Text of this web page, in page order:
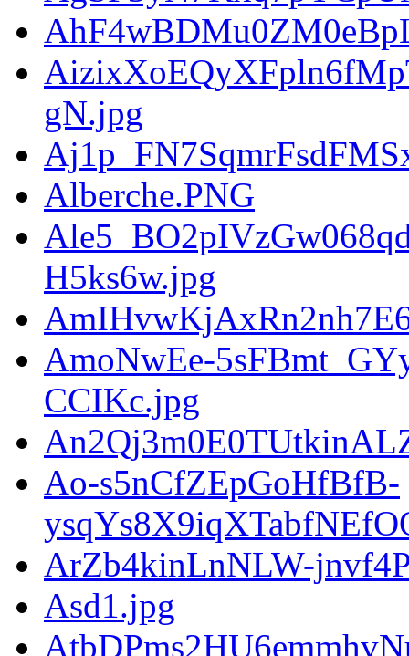
gN.jpg
Alberche.PNG
H5ks6w.jpg
AmoNwEe-
CCIKc.jpg
Ao-s5nCfZEpGoHfBfB-
ArZb4kinLnNLW-
Asd1.jpg